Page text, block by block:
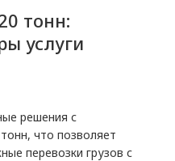
тонн:
услуги
решения с
что позволяет
перевозки грузов с